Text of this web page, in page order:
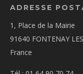
ADRESSE
1, Place de la Mairie
91640 FONTENAY
France